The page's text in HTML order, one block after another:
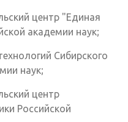
центр "Единая
академии наук;
Сибирского
наук;
центр
Российской